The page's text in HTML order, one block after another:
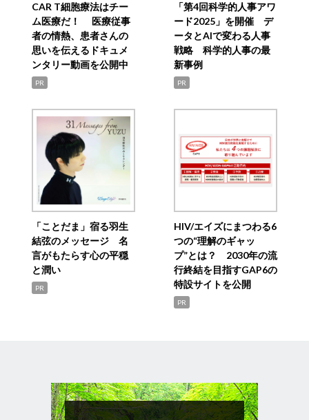
CAR T細胞療法はチー
ム医療だ！ 医療従事
者の情熱、患者さんの
思いを伝えるドキュメ
ンタリー動画を公開中
PR
「第4回科学的人事アワ
ード2025」を開催 デ
ータとAIで変わる人事
戦略 科学的人事の最
新事例
PR
「ことだま」宿る羽生
結弦のメッセージ 名
言がもたらす心の平穏
と潤い
PR
HIV/エイズにまつわる6
つの“理解のギャッ
プ”とは？ 2030年の流
行終結を目指すGAP6の
特設サイトを公開
PR